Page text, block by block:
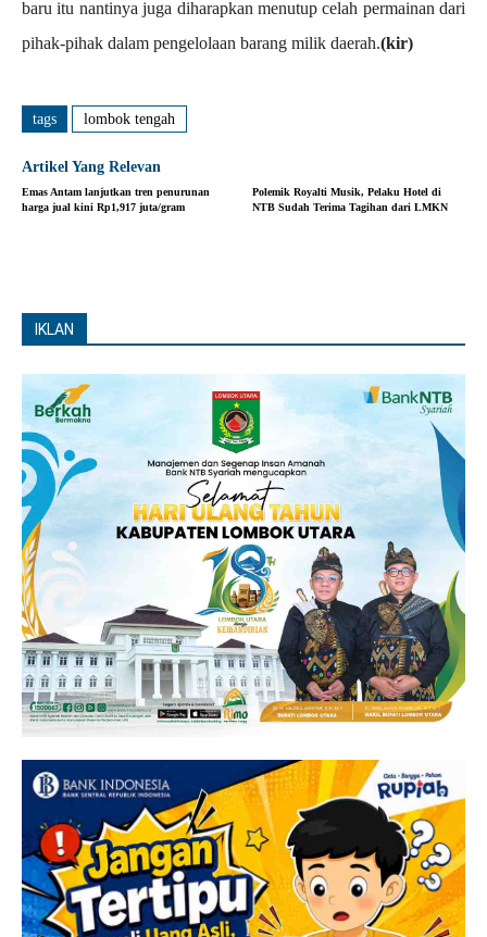
baru itu nantinya juga diharapkan menutup celah permainan dari
pihak-pihak dalam pengelolaan barang milik daerah.(kir)
tags lombok tengah
Artikel Yang Relevan
Emas Antam lanjutkan tren penurunan
harga jual kini Rp1,917 juta/gram
Polemik Royalti Musik, Pelaku Hotel di
NTB Sudah Terima Tagihan dari LMKN
IKLAN